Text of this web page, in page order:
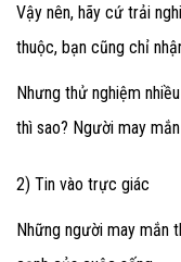
Vậy nên, hãy cứ trải
thuộc, bạn cũng chỉ
Nhưng thử nghiệm
thì sao? Người may
2) Tin vào trực giác
Những người may mắn